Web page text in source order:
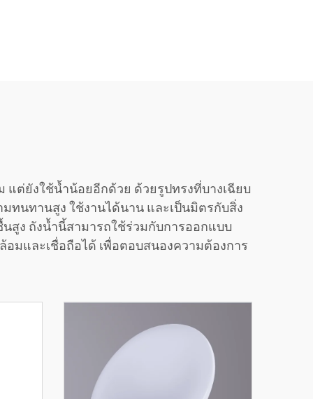
ต่ยังใช้น้ำน้อยอีกด้วย ด้วยรูปทรงที่บางเฉียบ
ทนทานสูง ใช้งานได้นาน และเป็นมิตรกับสิ่ง
ง ถังน้ำนี้สามารถใช้ร่วมกับการออกแบบ
มและเชื่อถือได้ เพื่อตอบสนองความต้องการ